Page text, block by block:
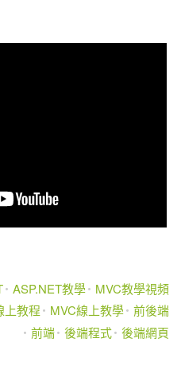
ASP.NET教學
MVC教學視頻
上教程 MVC線上教學 前後端
前端 後端程式 後端網頁